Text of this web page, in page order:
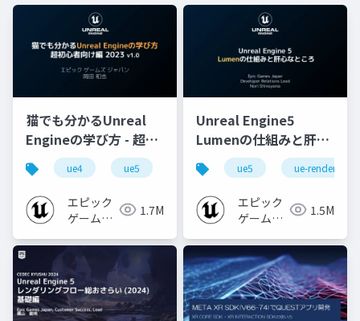
猫でも分かるUnreal
Engineの学び方 - 超初
心者向け編 - 2023 v1.0
ue4 ue5 ue-beginner
エピック
ゲームズ
1.7M
Unreal Engine5
Lumenの仕組みと肝心
なところ
ue5 ue-rendering
エピック
ゲームズ
1.5M